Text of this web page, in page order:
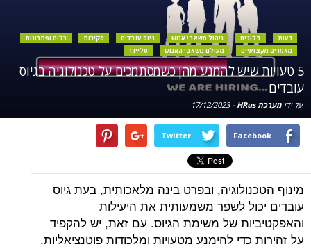
דעות בלוגים ניהול משאבי אנוש גיוס עובדים סקירות
כלים ופתרונות
מאמרים מקצועיים
מעולם משאבי האנוש סליידר
5 טעויות שיש להמנע מהן כשמסתמכים על טכנולוגיה בגיוס
עובדים
על ידי מערכת HRus -
17/12/2023
Facebook
Twitter
מינוף הטכנולוגיה, ובפרט בינה מלאכותית, בעת גיוס
עובדים יכול לשפר משמעותית את היעילות
והאפקטיביות של משימת הגיוס. עם זאת, יש להקפיד
על זהירות כדי להימנע מטעויות ומלכודות פוטנציאליות.